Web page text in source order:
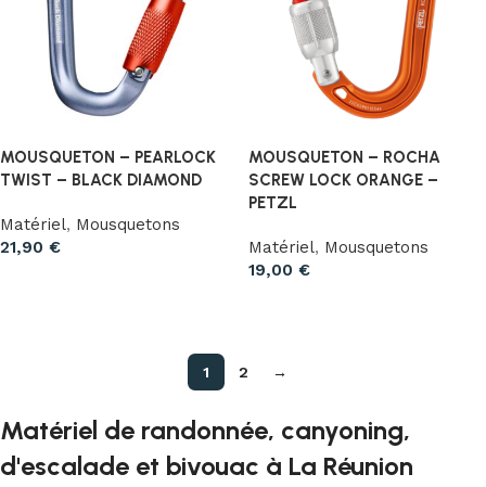
MOUSQUETON – PEARLOCK
TWIST – BLACK DIAMOND
Matériel, Mousquetons
21,90 €
MOUSQUETON – ROCHA
SCREW LOCK ORANGE –
PETZL
Matériel, Mousquetons
19,00 €
1 2 →
Matériel de randonnée, canyoning,
d'escalade et bivouac à La Réunion